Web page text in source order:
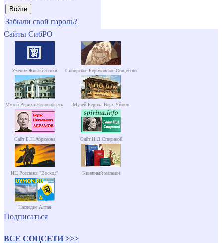
Забыли свой пароль?
Сайты СибРО
Учение Живой Этики Сибирское Рериховское Общество
Музей Рериха Новосибирск Музей Рериха Верх-Уймон
Сайт Б.Н.Абрамова Сайт Н.Д.Спириной
ИЦ Россазия "Восход" Книжный магазин
Наследие Алтая
Подписаться
ВСЕ СОЦСЕТИ >>>